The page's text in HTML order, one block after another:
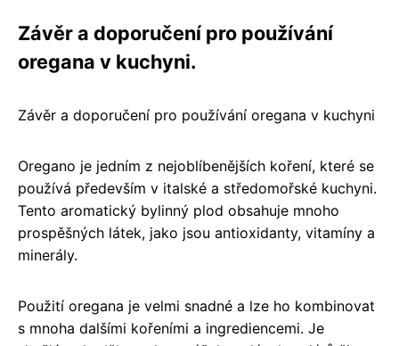
Závěr a doporučení pro používání
oregana v kuchyni.
Závěr a doporučení pro používání oregana v kuchyni
Oregano je jedním z nejoblíbenějších koření, které se
používá především v italské a středomořské kuchyni.
Tento aromatický bylinný plod obsahuje mnoho
prospěšných látek, jako jsou antioxidanty, vitamíny a
minerály.
Použití oregana je velmi snadné a lze ho kombinovat
s mnoha dalšími kořeními a ingrediencemi. Je